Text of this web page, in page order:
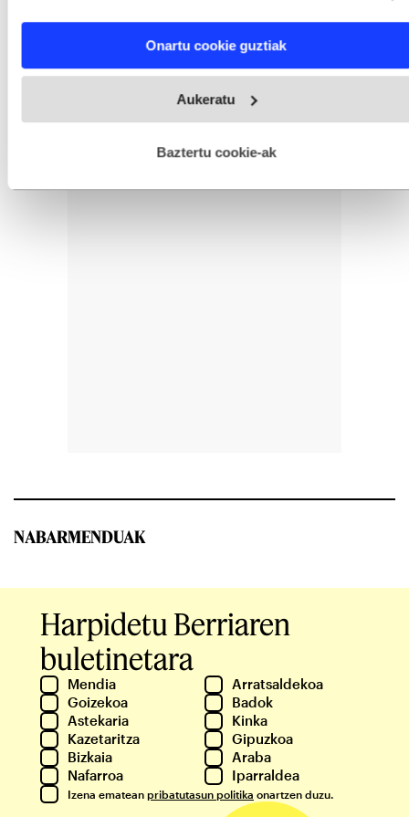
and set your preferences in thedetails section
fitxategiak erabiltzen ditu. Zure esperientzia eta zerbitzuak
esplizitua ematen diguzu.Gehiago irakurri
Onartu cookie guztiak
Aukeratu
Baztertu cookie-ak
NABARMENDUAK
Harpidetu Berriaren
buletinetara
Mendia
Arratsaldekoa
Goizekoa
Badok
Astekaria
Kinka
Kazetaritza
Gipuzkoa
Bizkaia
Araba
Nafarroa
Iparraldea
Izena ematean pribatutasun politika onartzen duzu.